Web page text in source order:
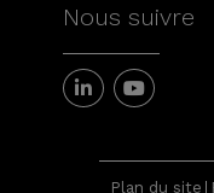
Nous suivre
Plan du site